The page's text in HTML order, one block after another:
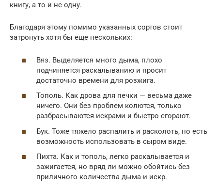
книгу, а то и не одну.
Благодаря этому помимо указанных сортов стоит
затронуть хотя бы еще нескольких:
Вяз. Выделяется много дыма, плохо
подчиняется раскалыванию и просит
достаточно времени для розжига.
Тополь. Как дрова для печки — весьма даже
ничего. Они без проблем колются, только
разбрасываются искрами и быстро сгорают.
Бук. Тоже тяжело распалить и расколоть, но есть
возможность использовать в сыром виде.
Пихта. Как и тополь, легко раскалывается и
зажигается, но вряд ли можно обойтись без
приличного количества дыма и искр.